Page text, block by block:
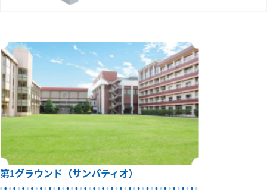
第1グラウンド （サンパティオ）